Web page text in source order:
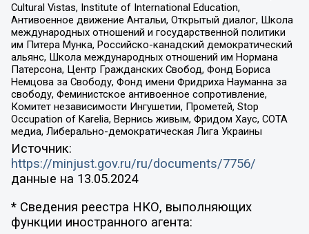
Cultural Vistas, Institute of International Education,
Антивоенное движение Антальи, Открытый диалог, Школа
международных отношений и государственной политики
им Питера Мунка, Российско-канадский демократический
альянс, Школа международных отношений им Нормана
Патерсона, Центр Гражданских Свобод, Фонд Бориса
Немцова за Свободу, Фонд имени Фридриха Науманна за
свободу, Феминистское антивоенное сопротивление,
Комитет независимости Ингушетии, Прометей, Stop
Occupation of Karelia, Вернись живым, Фридом Хаус, СОТА
медиа, Либерально-демократическая Лига Украины
Источник:
https://minjust.gov.ru/ru/documents/7756/
данные на 13.05.2024
* Сведения реестра НКО, выполняющих
функции иностранного агента: